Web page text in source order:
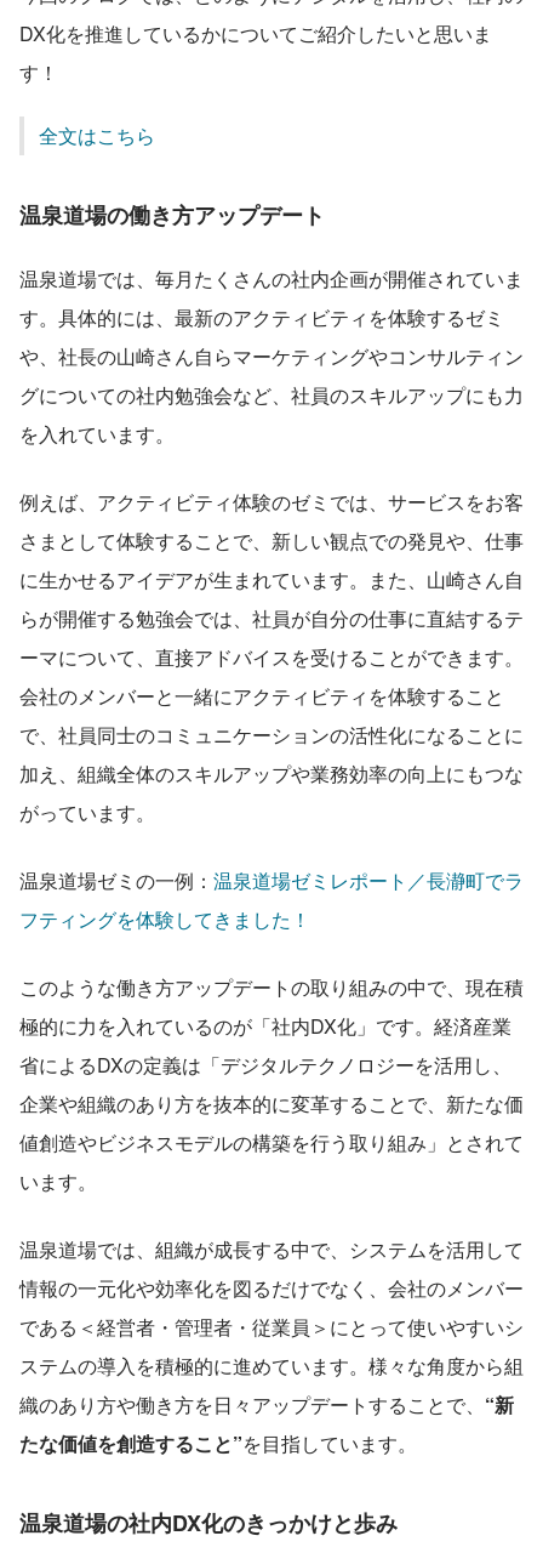
DX化を推進しているかについてご紹介したいと思いま
す！
全文はこちら
温泉道場の働き方アップデート
温泉道場では、毎月たくさんの社内企画が開催されていま
す。具体的には、最新のアクティビティを体験するゼミ
や、社長の山崎さん自らマーケティングやコンサルティン
グについての社内勉強会など、社員のスキルアップにも力
を入れています。
例えば、アクティビティ体験のゼミでは、サービスをお客
さまとして体験することで、新しい観点での発見や、仕事
に生かせるアイデアが生まれています。また、山崎さん自
らが開催する勉強会では、社員が自分の仕事に直結するテ
ーマについて、直接アドバイスを受けることができます。
会社のメンバーと一緒にアクティビティを体験すること
で、社員同士のコミュニケーションの活性化になることに
加え、組織全体のスキルアップや業務効率の向上にもつな
がっています。
温泉道場ゼミの一例： 温泉道場ゼミレポート／長瀞町でラ
フティングを体験してきました！
このような働き方アップデートの取り組みの中で、現在積
極的に力を入れているのが「社内DX化」です。経済産業
省によるDXの定義は「デジタルテクノロジーを活用し、
企業や組織のあり方を抜本的に変革することで、新たな価
値創造やビジネスモデルの構築を行う取り組み」とされて
います。
温泉道場では、組織が成長する中で、システムを活用して
情報の一元化や効率化を図るだけでなく、会社のメンバー
である＜経営者・管理者・従業員＞にとって使いやすいシ
ステムの導入を積極的に進めています。様々な角度から組
織のあり方や働き方を日々アップデートすることで、 “新
たな価値を創造すること”を目指しています。
温泉道場の社内DX化のきっかけと歩み